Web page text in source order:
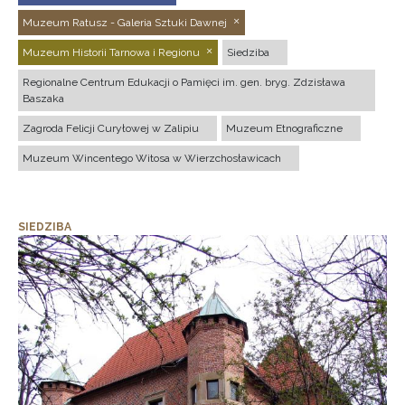
Muzeum Ratusz - Galeria Sztuki Dawnej
Muzeum Historii Tarnowa i Regionu Siedziba
Regionalne Centrum Edukacji o Pamięci im. gen. bryg. Zdzisława
Baszaka
Zagroda Felicji Curyłowej w Zalipiu Muzeum Etnograficzne
Muzeum Wincentego Witosa w Wierzchosławicach
SIEDZIBA